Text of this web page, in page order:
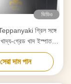
ভিডিও
গ্রিল সঙ্গে
গ্রেড খাদ ইস্পাত
& স্মার্ট গরম
সেরা দাম পান